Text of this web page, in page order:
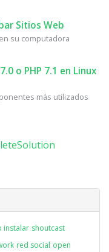
Sitios Web
su computadora
o PHP 7.1 en Linux
más utilizados
instalar shoutcast
red social open